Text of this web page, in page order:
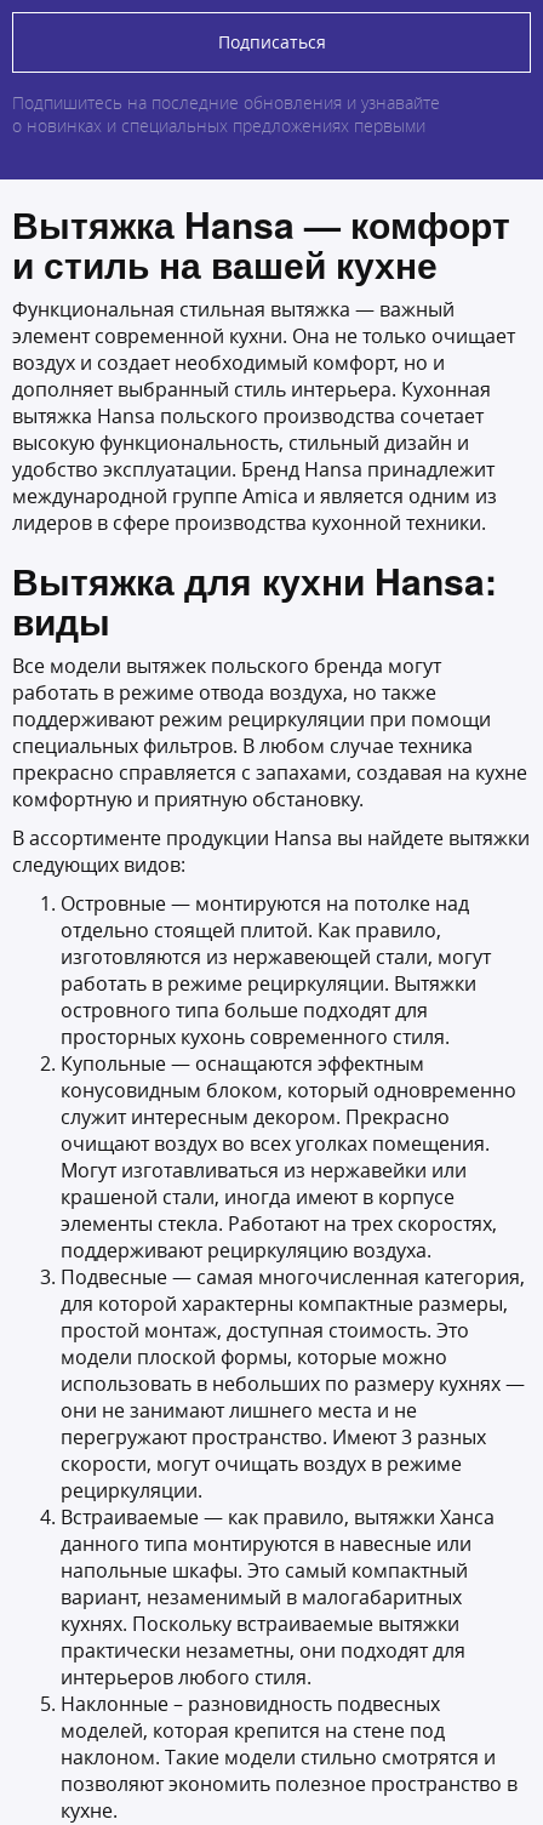
Подписаться
Подпишитесь на последние обновления и узнавайте
о новинках и специальных предложениях первыми
Вытяжка Hansa— комфорт
и стиль на вашей кухне
Функциональная стильная вытяжка — важный
элемент современной кухни. Она не только очищает
воздух и создает необходимый комфорт, но и
дополняет выбранный стиль интерьера. Кухонная
вытяжка Hansa польского производства сочетает
высокую функциональность, стильный дизайн и
удобство эксплуатации. Бренд Hansa принадлежит
международной группе Amica и является одним из
лидеров в сфере производства кухонной техники.
Вытяжка для кухни Hansa:
виды
Все модели вытяжек польского бренда могут
работать в режиме отвода воздуха, но также
поддерживают режим рециркуляции при помощи
специальных фильтров. В любом случае техника
прекрасно справляется с запахами, создавая на кухне
комфортную и приятную обстановку.
В ассортименте продукции Hansa вы найдете вытяжки
следующих видов:
Островные — монтируются на потолке над
отдельно стоящей плитой. Как правило,
изготовляются из нержавеющей стали, могут
работать в режиме рециркуляции. Вытяжки
островного типа больше подходят для
просторных кухонь современного стиля.
Купольные — оснащаются эффектным
конусовидным блоком, который одновременно
служит интересным декором. Прекрасно
очищают воздух во всех уголках помещения.
Могут изготавливаться из нержавейки или
крашеной стали, иногда имеют в корпусе
элементы стекла. Работают на трех скоростях,
поддерживают рециркуляцию воздуха.
Подвесные — самая многочисленная категория,
для которой характерны компактные размеры,
простой монтаж, доступная стоимость. Это
модели плоской формы, которые можно
использовать в небольших по размеру кухнях —
они не занимают лишнего места и не
перегружают пространство. Имеют 3 разных
скорости, могут очищать воздух в режиме
рециркуляции.
Встраиваемые — как правило, вытяжки Ханса
данного типа монтируются в навесные или
напольные шкафы. Это самый компактный
вариант, незаменимый в малогабаритных
кухнях. Поскольку встраиваемые вытяжки
практически незаметны, они подходят для
интерьеров любого стиля.
Наклонные – разновидность подвесных
моделей, которая крепится на стене под
наклоном. Такие модели стильно смотрятся и
позволяют экономить полезное пространство в
кухне.